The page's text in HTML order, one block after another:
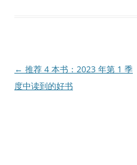
文
章
← 推荐 4 本书：2023 年第 1 季
度中读到的好书